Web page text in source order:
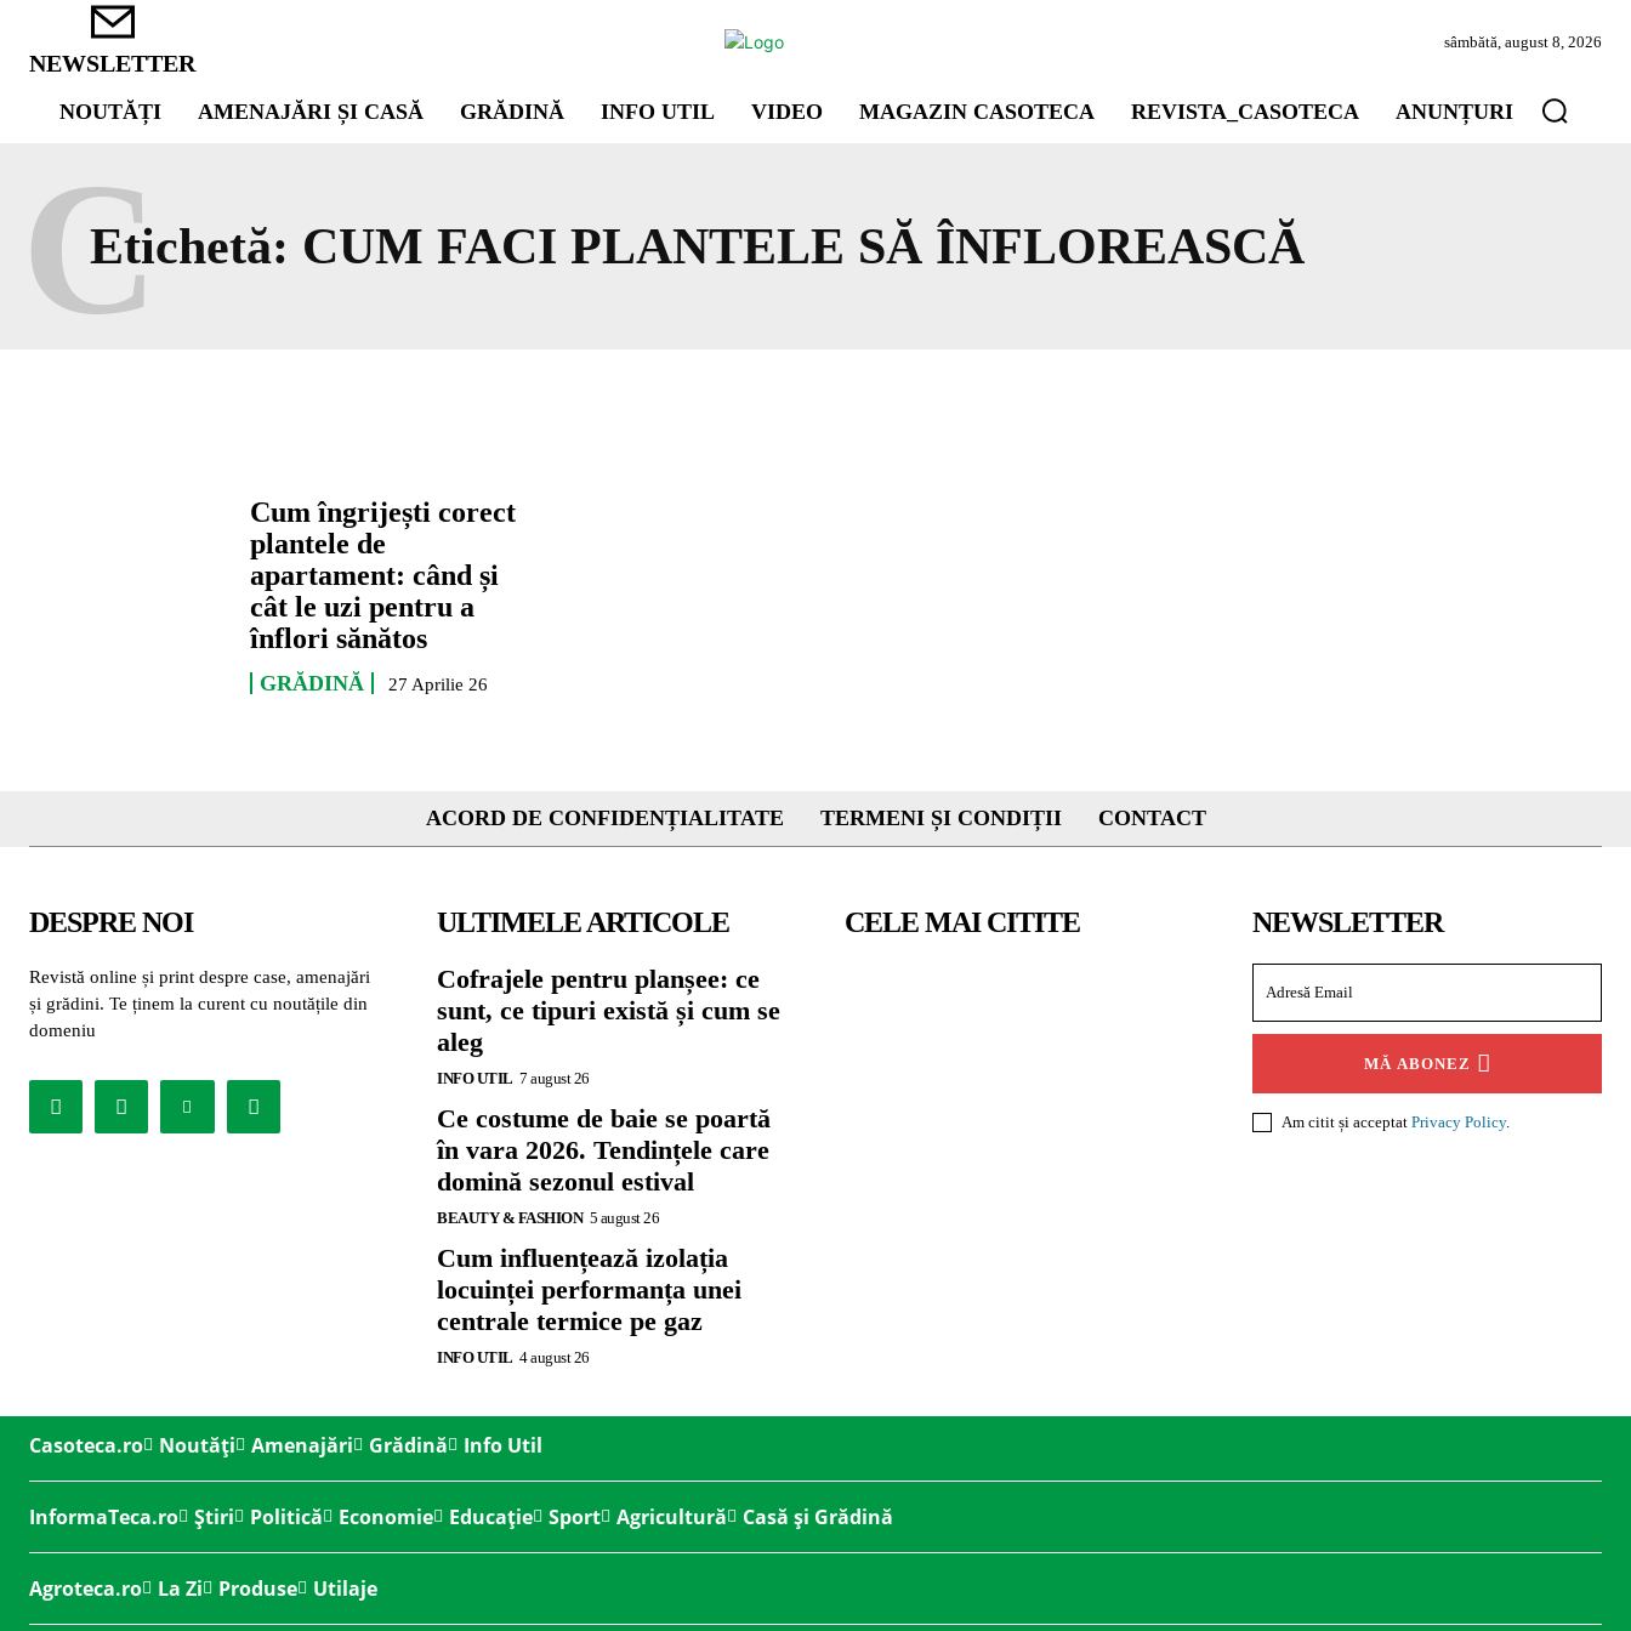
NEWSLETTER
sâmbătă, august 8, 2026
NOUTĂȚI AMENAJĂRI ȘI CASĂ GRĂDINĂ INFO UTIL VIDEO MAGAZIN CASOTECA REVISTA_CASOTECA ANUNȚURI
Etichetă: CUM FACI PLANTELE SĂ ÎNFLOREASCĂ
C
Cum îngrijești corect
plantele de
apartament: când și
cât le uzi pentru a
înflori sănătos
GRĂDINĂ 27 Aprilie 26
ACORD DE CONFIDENȚIALITATE TERMENI ȘI CONDIȚII CONTACT
DESPRE NOI
Revistă online și print despre case, amenajări
și grădini. Te ținem la curent cu noutățile din
domeniu
ULTIMELE ARTICOLE
Cofrajele pentru planșee: ce
sunt, ce tipuri există și cum se
aleg
INFO UTIL 7 august 26
Ce costume de baie se poartă
în vara 2026. Tendințele care
domină sezonul estival
BEAUTY & FASHION 5 august 26
Cum influențează izolația
locuinței performanța unei
centrale termice pe gaz
INFO UTIL 4 august 26
CELE MAI CITITE NEWSLETTER
MĂ ABONEZ
Am citit și acceptat Privacy Policy.
Casoteca.ro Noutăți Amenajări Grădină Info Util
InformaTeca.ro Știri Politică Economie Educație Sport Agricultură Casă și Grădină
Agroteca.ro La Zi Produse Utilaje